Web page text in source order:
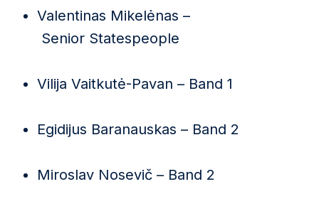
Valentinas Mikelėnas –
Senior Statespeople
Vilija Vaitkutė-Pavan – Band 1
Egidijus Baranauskas – Band 2
Miroslav Nosevič – Band 2